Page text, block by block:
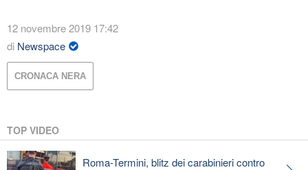
12 novembre 2019 17:42
di Newspace
CRONACA NERA
TOP VIDEO
Roma-Termini, blitz dei carabinieri contro